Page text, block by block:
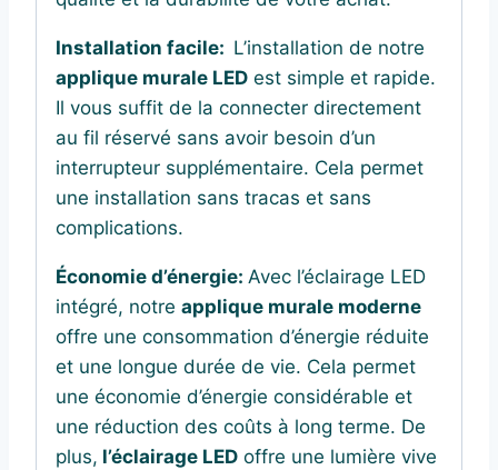
Installation facile: L’installation de notre
applique murale LED est simple et rapide.
Il vous suffit de la connecter directement
au fil réservé sans avoir besoin d’un
interrupteur supplémentaire. Cela permet
une installation sans tracas et sans
complications.
Économie d’énergie: Avec l’éclairage LED
intégré, notre applique murale moderne
offre une consommation d’énergie réduite
et une longue durée de vie. Cela permet
une économie d’énergie considérable et
une réduction des coûts à long terme. De
plus, l’éclairage LED offre une lumière vive